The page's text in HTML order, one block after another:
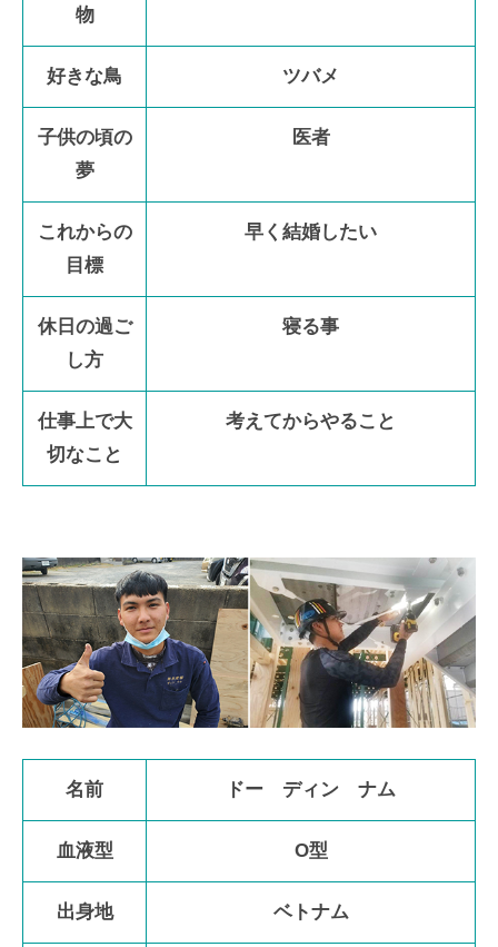
物
好きな鳥 ツバメ
子供の頃の
夢
医者
これからの
目標
早く結婚したい
休日の過ご
し方
寝る事
仕事上で大
切なこと
考えてからやること
名前 ドー ディン ナム
血液型 O型
出身地 ベトナム